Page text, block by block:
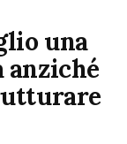
una
anziché